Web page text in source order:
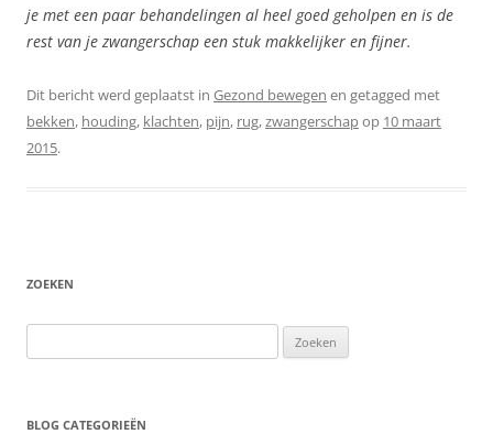
je met een paar behandelingen al heel goed geholpen en is de
rest van je zwangerschap een stuk makkelijker en fijner.
Dit bericht werd geplaatst in Gezond bewegen en getagged met
bekken, houding, klachten, pijn, rug,zwangerschapop 10 maart
2015.
ZOEKEN
naar:
BLOG CATEGORIEËN